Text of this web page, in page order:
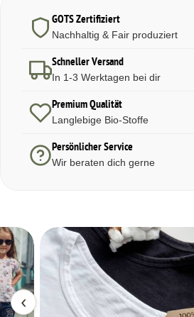
GOTS Zertifiziert
Nachhaltig & Fair produziert
Schneller Versand
In 1-3 Werktagen bei dir
Premium Qualität
Langlebige Bio-Stoffe
Persönlicher Service
Wir beraten dich gerne
‹